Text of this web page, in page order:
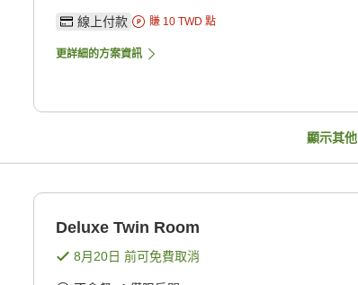
線上付款 賺 10 TWD 點
更詳細的方案資訊
顯示其他
Deluxe Twin Room
8月20日 前可免費取消